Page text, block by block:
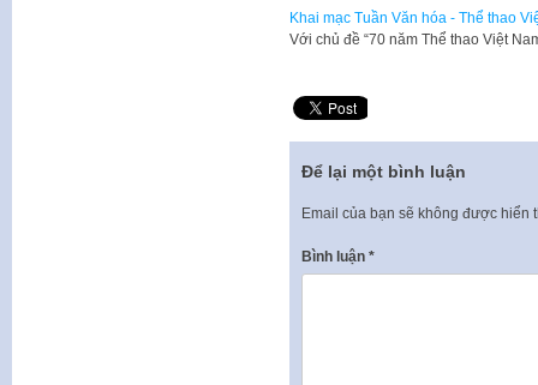
Khai mạc Tuần Văn hóa - Thể thao
Với chủ đề “70 năm Thể thao Việt
Để lại một bình luận
Email của bạn sẽ không được hiển
Bình luận *